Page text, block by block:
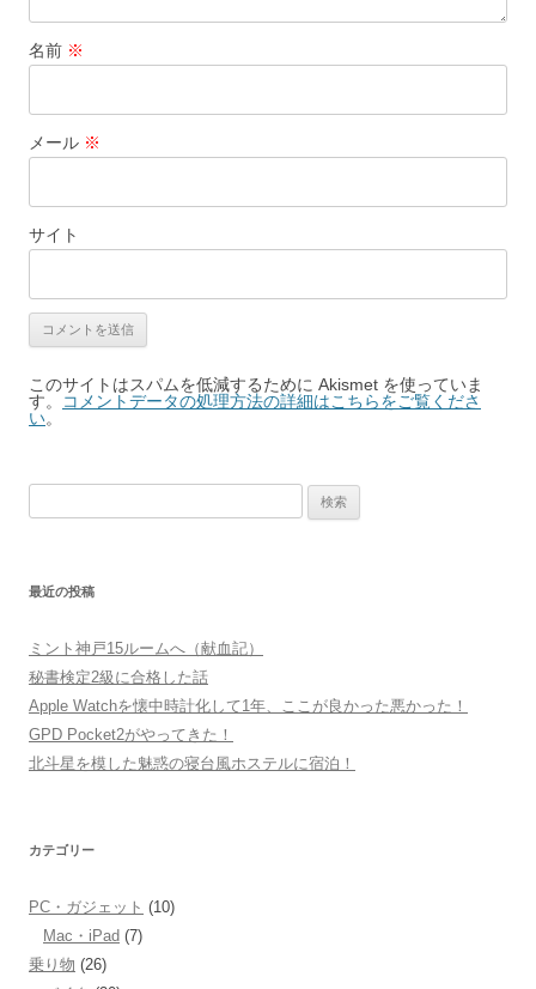
名前 ※
メール ※
サイト
このサイトはスパムを低減するために Akismet を使っていま
す。
コメントデータの処理方法の詳細はこちらをご覧くださ
い。
最近の投稿
ミント神戸15ルームへ（献血記）
秘書検定2級に合格した話
Apple Watchを懐中時計化して1年、ここが良かった悪かった！
GPD Pocket2がやってきた！
北斗星を模した魅惑の寝台風ホステルに宿泊！
カテゴリー
PC・ガジェット (10)
Mac・iPad (7)
乗り物 (26)